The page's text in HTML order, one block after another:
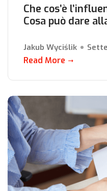
Che cos’è
Cosa può dare
Jakub Wyciślik
Read More